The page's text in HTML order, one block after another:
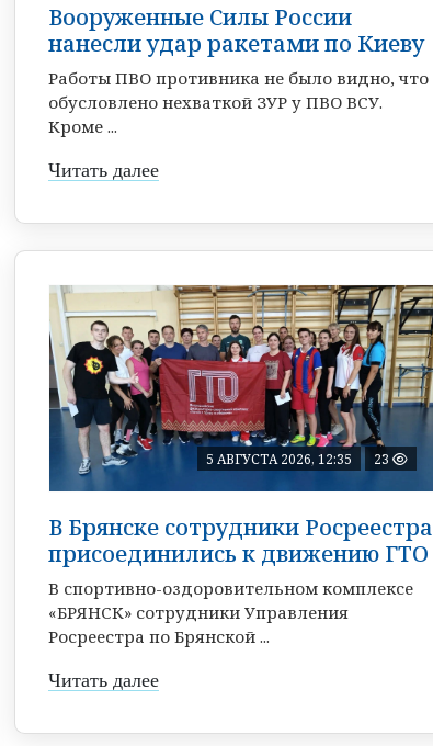
Вооруженные Силы России
нанесли удар ракетами по Киеву
Работы ПВО противника не было видно, что
обусловлено нехваткой ЗУР у ПВО ВСУ.
Кроме ...
Читать далее
5 АВГУСТА 2026, 12:35 23
В Брянске сотрудники Росреестра
присоединились к движению ГТО
В спортивно-оздоровительном комплексе
«БРЯНСК» сотрудники Управления
Росреестра по Брянской ...
Читать далее